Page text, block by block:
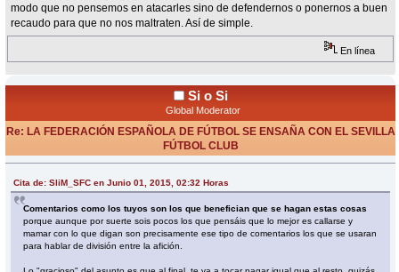
modo que no pensemos en atacarles sino de defendernos o ponernos a buen
recaudo para que no nos maltraten. Así de simple.
En línea
Si o Si
Global Moderator
Re: LA FEDERACIÓN ESPAÑOLA DE FÚTBOL SE ENSAÑA CON EL SEVILLA
FÚTBOL CLUB
Cita de: SliM_SFC en Junio 01, 2015, 02:32 Horas
Comentarios como los tuyos son los que benefician que se hagan estas cosas
porque aunque por suerte sois pocos los que pensáis que lo mejor es callarse y
mamar con lo que digan son precisamente ese tipo de comentarios los que se usaran
para hablar de división entre la afición.